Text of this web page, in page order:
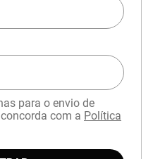
NO APP
para o envio de
com a Política